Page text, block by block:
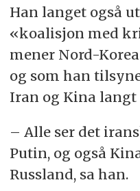
Han langet også
«koalisjon med
mener Nord-
og som han
Iran og Kina
– Alle ser det
Putin, og også
Russland, sa han.